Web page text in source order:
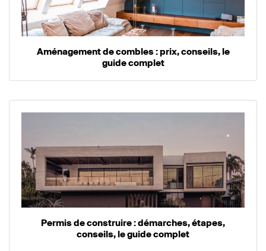
Aménagement de combles : prix, conseils, le
guide complet
Permis de construire : démarches, étapes,
conseils, le guide complet